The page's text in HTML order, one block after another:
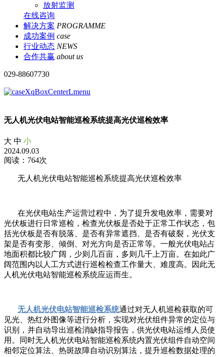
放射监测
在线咨询
解决方案 PROGRAMME
成功案例 case
行业动态 NEWS
合作共赢 about us
029-88607730
无人机光伏电站智能巡检系统提高光伏巡检效率
大 中 小
2024.09.03
阅读：764次
无人机光伏电站智能巡检系统提高光伏巡检效率
在光伏电站生产运营过程中，为了提升发电效率，需要对
光伏板进行日常巡检，检查光伏板是否处于正常工作状态，包
括光伏板是否有脱落、是否有异常遮挡、是否有破裂，光伏支
架是否有变形、倾倒、对光方向是否正常等。一般光伏电站占
地面积都比较广阔，少则几百亩，多则几千上万亩。在如此广
阔范围内以人工方式进行巡检检查工作量大、难度高。因此无
人机光伏电站智能巡检系统应运而生。
无人机光伏电站智能巡检系统通过对无人机巡检获取的可
见光、热红外图像等进行分析，实现对光伏组件异常的定位与
识别，并自动导出巡检消缺指导报告，供光伏电站运维人员使
用。同时无人机光伏电站智能巡检系统内置光伏组件自动空间
相邻定位算法、热斑故障自动识别算法，提升巡检数据处理的